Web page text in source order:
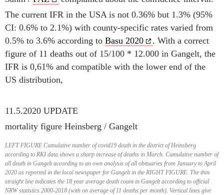
The current IFR in the USA is not 0.36% but 1.3% (95%
CI: 0.6% to 2.1%) with county-specific rates varied from
0.5% to 3.6% according to Basu 2020
. With a correct
figure of 11 deaths out of 15/100 * 12.000 in Gangelt, the
IFR is 0,61% and compatible with the lower end of the
US distribution,
11.5.2020 UPDATE
mortality figure Heinsberg / Gangelt
LEFT FIGURE Cumulative number of covid19 death in the district of Heinsberg
according to RKI data shows a sharp increase of deaths in March. Cumulative number of
all death in Gangelt according to an own analysis of all obituaries from January to April
2020 as reported in the local newspaper for Gangelt in the RIGHT FIGURE. The thin
straight line indicates the 18 year average death count in Gangelt according to official
NRW statistics 2000-2018 (with on average of 11 deaths per month). Vertical lines give